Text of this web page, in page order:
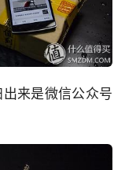
来是微信公众号